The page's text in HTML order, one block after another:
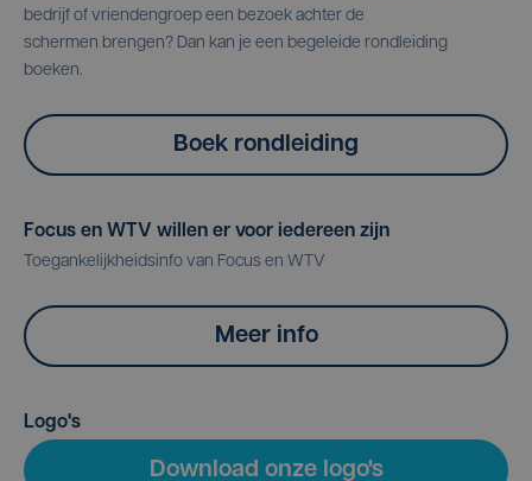
bedrijf of vriendengroep een bezoek achter de
schermen brengen? Dan kan je een begeleide rondleiding
boeken.
Boek rondleiding
Focus en WTV willen er voor iedereen zijn
Toegankelijkheidsinfo van Focus en WTV
Meer info
Logo's
Download onze logo's